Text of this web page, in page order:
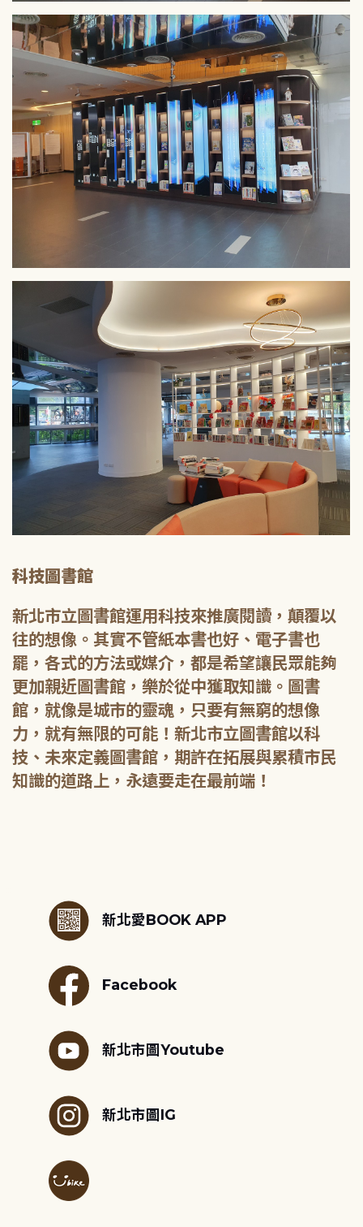
科技圖書館
新北市立圖書館運用科技來推廣閱讀，顛覆以
往的想像。其實不管紙本書也好、電子書也
罷，各式的方法或媒介，都是希望讓民眾能夠
更加親近圖書館，樂於從中獲取知識。圖書
館，就像是城市的靈魂，只要有無窮的想像
力，就有無限的可能！新北市立圖書館以科
技、未來定義圖書館，期許在拓展與累積市民
知識的道路上，永遠要走在最前端！
新北愛BOOK APP
Facebook
新北市圖Youtube
新北市圖IG